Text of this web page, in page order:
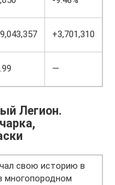
+3,701,310
—
Легион.
свою историю в
многопородном